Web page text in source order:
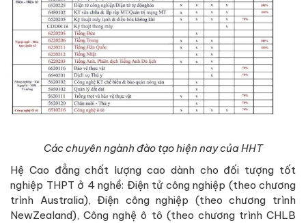
Các chuyên ngành đào tạo hiện nay của HHT
Hệ Cao đẳng chất lượng cao dành cho đối tượng tốt
nghiệp THPT ở 4 nghề: Điện tử công nghiệp (theo chương
trình Australia), Điện công nghiệp (theo chương trình
NewZealand), Công nghệ ô tô (theo chương trình CHLB